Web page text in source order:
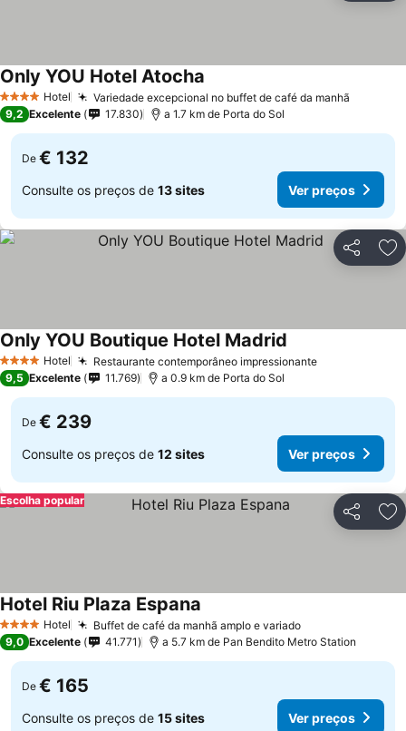
4 EstrelasHotel Variedade excepcional no buffet de café da manhã
Only YOU Hotel Atocha
9,2 Excelente 17.830 a 1.7 km de Porta do Sol
De € 132
Consulte os preços de 13 sites Ver preços
Partilhar
4 EstrelasHotel Restaurante contemporâneo impressionanteVer preços
Only YOU Boutique Hotel Madrid
9,5 Excelente 11.769 a 0.9 km de Porta do Sol
De € 239
Consulte os preços de 12 sites Ver preços
Partilhar
Escolha popular
4 EstrelasHotel Buffet de café da manhã amplo e variadoVer preços
Hotel Riu Plaza Espana
9,0 Excelente 41.771 a 5.7 km de Pan Bendito Metro Station
De € 165
Consulte os preços de 15 sites Ver preços